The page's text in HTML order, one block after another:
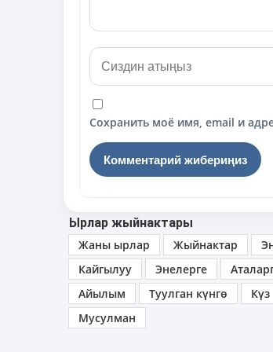
Сохранить моё имя, email и
Ырлар жыйнактары
Жаны ырлар
Жыйнактар
Кайгылуу
Энелерге
Айылым
Туулган күнгө Күз
Мусулман